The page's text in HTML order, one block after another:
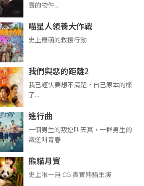
賣的物件...
喵星人領養大作戰
史上最萌的救援行動
我們與惡的距離2
我已經快要想不清楚，自己原本的樣
子...
進行曲
​​​一個男生的叛逆叫天真，一群男生的
叛逆叫青春
熊貓月寶
史上唯一無 CG 真實熊貓主演